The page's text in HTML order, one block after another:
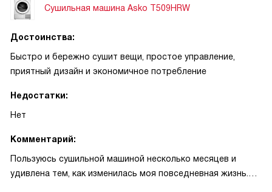
Сушильная машина Asko T509HRW
Достоинства:
Быстро и бережно сушит вещи, простое управление,
приятный дизайн и экономичное потребление
Недостатки:
Нет
Комментарий:
Пользуюсь сушильной машиной несколько месяцев и
удивлена тем, как изменилась моя повседневная жизнь.